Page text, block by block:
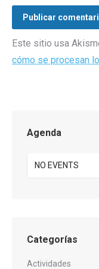
Publicar
Este sitio usa
cómo se procesan
Agenda
NO EVENTS
Categorías
Actividades